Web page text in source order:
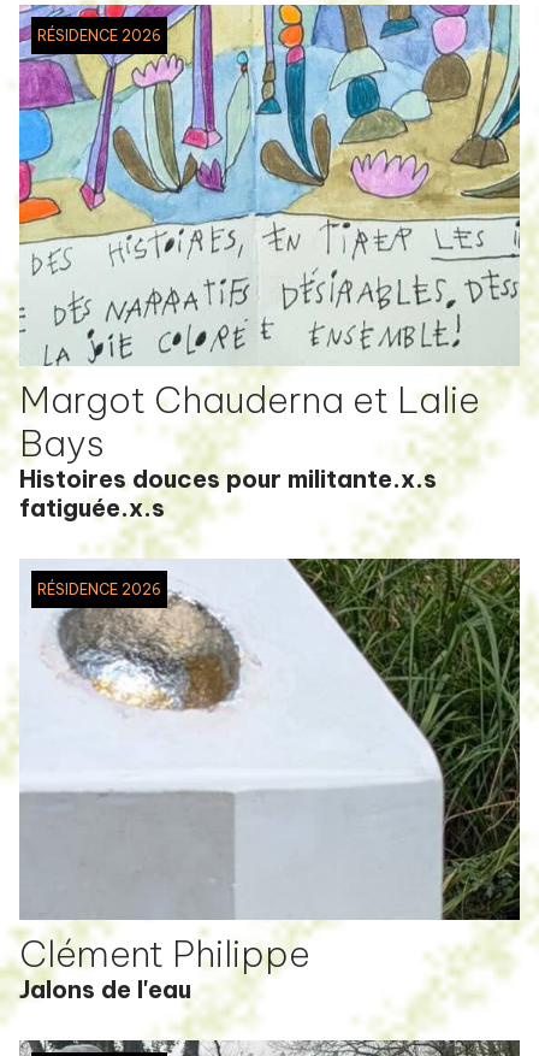
RÉSIDENCE 2026
Margot Chauderna et Lalie
Bays
Histoires douces pour militante.x.s
fatiguée.x.s
RÉSIDENCE 2026
Clément Philippe
Jalons de l'eau